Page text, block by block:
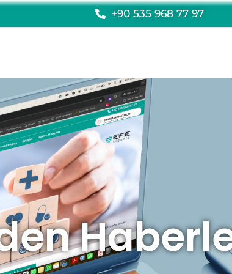
+90 535 968 77 97